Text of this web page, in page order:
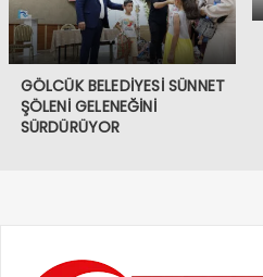
GÖLCÜK BELEDİYESİ SÜNNET
ŞÖLENİ GELENEĞİNİ
SÜRDÜRÜYOR